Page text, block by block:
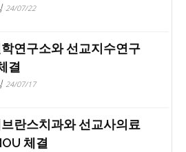
24/07/22
연구소와 선교지수연구
결
24/07/17
란스치과와 선교사의료
체결